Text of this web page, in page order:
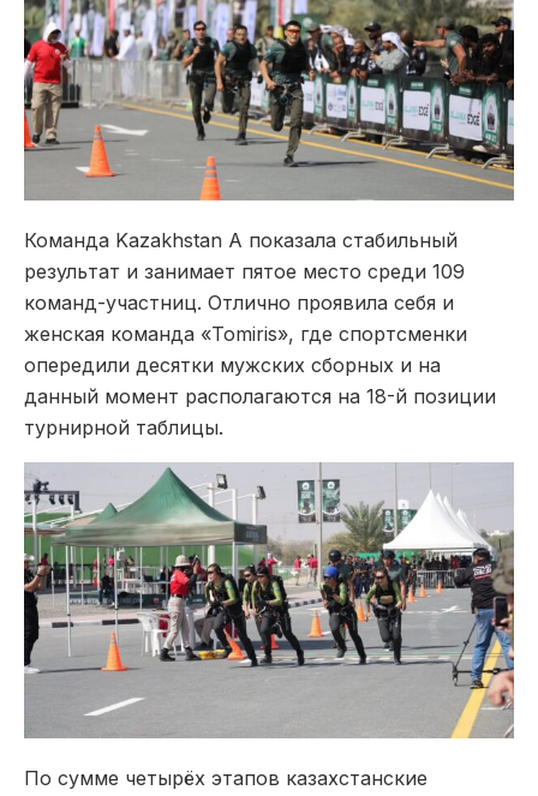
Команда Kazakhstan A показала стабильный
результат и занимает пятое место среди 109
команд-участниц. Отлично проявила себя и
женская команда «Tomiris», где спортсменки
опередили десятки мужских сборных и на
данный момент располагаются на 18-й позиции
турнирной таблицы.
По сумме четырёх этапов казахстанские